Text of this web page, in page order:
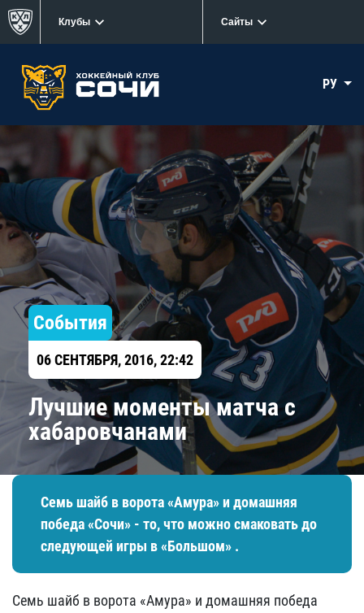
Клубы Сайты
РУ
События
06 СЕНТЯБРЯ, 2016, 22:42
Лучшие моменты матча с
хабаровчанами
Семь шайб в ворота «Амура» и домашняя
победа «Сочи» - то, что можно смаковать до
следующей игры в «Большом» .
Семь шайб в ворота «Амура» и домашняя победа